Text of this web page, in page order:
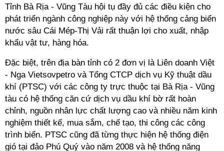
Tỉnh Bà Rịa - Vũng Tàu hội tụ đầy đủ các điều kiện cho
phát triển ngành công nghiệp này với hệ thống cảng biển
nước sâu Cái Mép-Thị Vải rất thuận lợi cho xuất, nhập
khẩu vật tư, hàng hóa.
Đặc biệt, trên địa bàn tỉnh có 2 đơn vị là Liên doanh Việt
- Nga Vietsovpetro và Tổng CTCP dịch vụ Kỹ thuật dầu
khí (PTSC) với các công ty trực thuộc tại Bà Rịa - Vũng
tàu có hệ thống căn cứ dịch vụ dầu khí bờ rất hoàn
chỉnh, nguồn nhân lực chất lượng cao và nhiều năm kinh
nghiệm thiết kế, mua sắm, chế tạo, thi công các công
trình biển. PTSC cũng đã từng thực hiện hệ thống điện
gió tại đảo Phú Quý vào năm 2008 và hệ thống năng